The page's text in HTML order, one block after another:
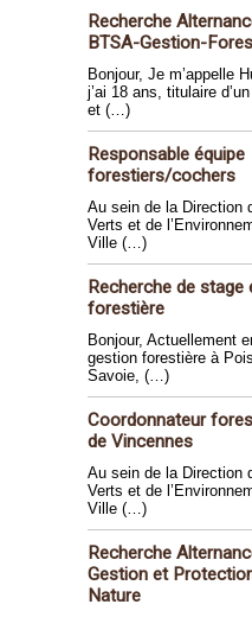
Recherche
BTSA-Gestion-
Bonjour, Je m’appelle
j’ai 18 ans, titulaire
et (…)
Responsable équipe
forestiers/cochers
Au sein de la Direction
Verts et de
Ville (…)
Recherche de stage
forestière
Bonjour, Actuellement
gestion forestière à
Savoie, (…)
Coordonnateur
de Vincennes
Au sein de la Direction
Verts et de
Ville (…)
Recherche
Gestion et
Nature